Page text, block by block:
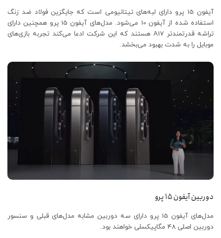
آیفون 15 پرو دارای لبه‌های تیتانیومی است که جایگزین فولاد ضد زنگ
استفاده شده از آیفون 10 می‌شود. مدل‌های آیفون 15 پرو همچنین دارای
تراشه قدرتمندتر A17 هستند که این شرکت ادعا می‌کند تجربه بازی‌های
موبایل را به شدت بهبود می‌بخشد.
دوربین آیفون 15 پرو
مدل‌های آیفون 15 پرو دارای سه دوربین مشابه مدل‌های قبلی و سنسور
دوربین اصلی 48 مگاپیکسلی خواهند بود.